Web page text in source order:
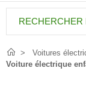
Voitures
Voiture électrique